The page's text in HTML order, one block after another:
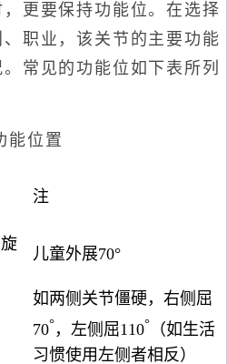
更要保持功能位。在选择
职业，该关节的主要功能
常见的功能位如下表所列
能位置
注
儿童外展70°
如两侧关节僵硬，右侧屈
70°，左侧屈110°
（如生活
习惯使用左侧者相反）